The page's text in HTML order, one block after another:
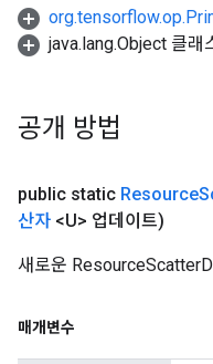
java.lang.Object 클래
공개 방법
public static Resource
산자 <U> 업데이트)
새로운
매개변수